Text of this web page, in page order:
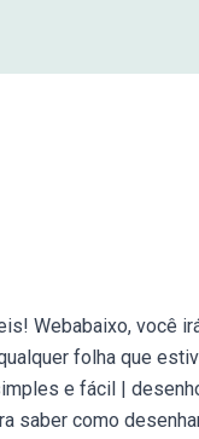
Webabaixo, você
folha que
e fácil |
saber como